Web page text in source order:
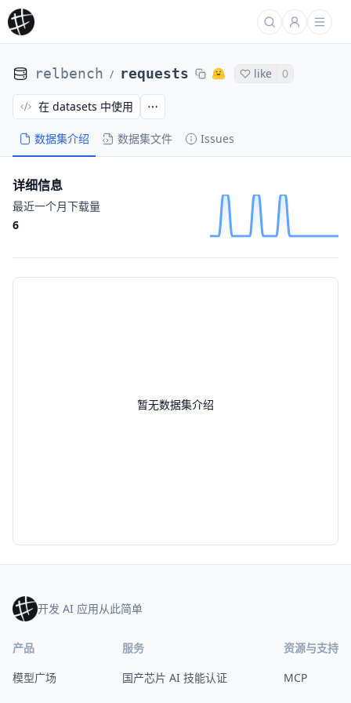
relbench / requests like 0
数据集介绍 数据集文件 Issues
在 datasets 中使用
暂无数据集介绍
详细信息
最近一个月下载量
6
开发 AI 应用从此简单
产品
模型广场
服务
国产芯片 AI 技能认证
资源与支持
MCP